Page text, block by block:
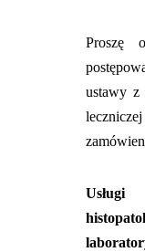
Proszę
ustawy z